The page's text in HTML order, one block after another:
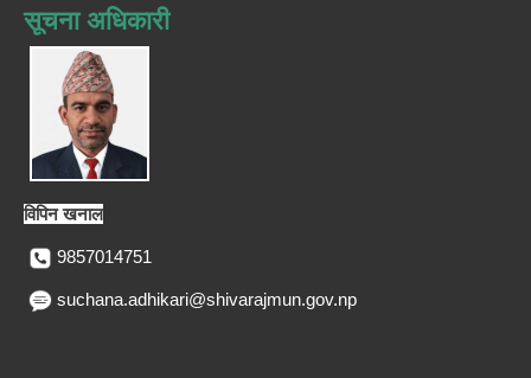
सूचना अधिकारी
विपिन खनाल
9857014751
suchana.adhikari@shivarajmun.gov.np